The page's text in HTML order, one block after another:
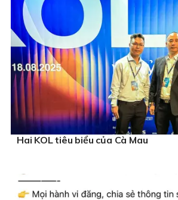
Hai KOL tiêu biểu của Cà Mau